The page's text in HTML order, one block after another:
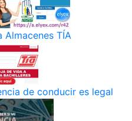
Almacenes TÍA
de conducir es legal